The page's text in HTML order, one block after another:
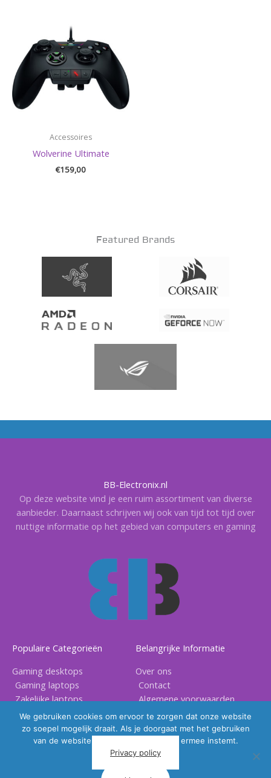
Accessoires
Wolverine Ultimate
€159,00
Featured Brands
BB-Electronix.nl
Op deze website vind je een ruim assortiment van diverse
aanbieder. Daarnaast schrijven wij ook van tijd tot tijd over
nuttige informatie op het gebied van computers en gaming
Populaire Categorieën
Gaming desktops
Gaming laptops
Zakelijke laptops
Gaming accessoires
Belangrijke Informatie
Over ons
Contact
Algemene voorwaarden
Privacy voorwaarden
We gebruiken cookies om ervoor te zorgen dat onze website
zo soepel mogelijk draait. Als je doorgaat met het gebruiken
van de website, gaan we er vanuit dat ermee instemt.
Privacy policy